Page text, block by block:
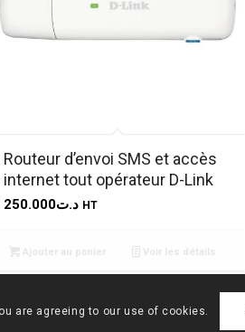
Routeur d’envoi SMS et accès
internet tout opérateur D-Link
250.000د.ت HT
are agreeing to our use of cookies.